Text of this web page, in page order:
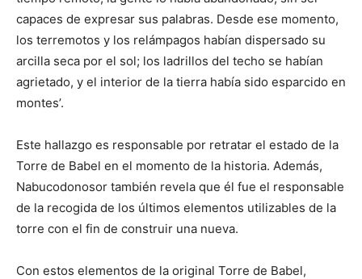
capaces de expresar sus palabras. Desde ese momento,
los terremotos y los relámpagos habían dispersado su
arcilla seca por el sol; los ladrillos del techo se habían
agrietado, y el interior de la tierra había sido esparcido en
montes’.
Este hallazgo es responsable por retratar el estado de la
Torre de Babel en el momento de la historia. Además,
Nabucodonosor también revela que él fue el responsable
de la recogida de los últimos elementos utilizables de la
torre con el fin de construir una nueva.
Con estos elementos de la original Torre de Babel,